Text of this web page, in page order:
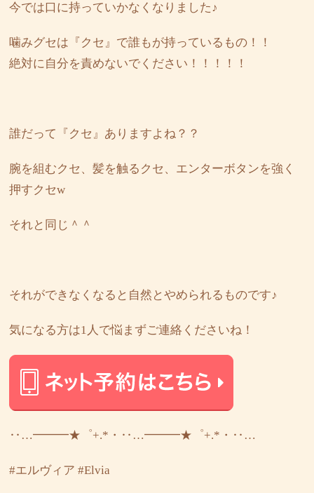
今では口に持っていかなくなりました♪
噛みグセは『クセ』で誰もが持っているもの！！
絶対に自分を責めないでください！！！！！
誰だって『クセ』ありますよね？？
腕を組むクセ、髪を触るクセ、エンターボタンを強く
押すクセw
それと同じ＾＾
それができなくなると自然とやめられるものです♪
気になる方は1人で悩まずご連絡くださいね！
‥…━━━★゜+.*・‥…━━━★゜+.*・‥…
#エルヴィア #Elvia